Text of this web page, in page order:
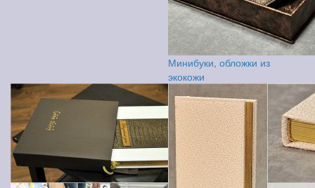
Минибуки, обложки из
экокожи